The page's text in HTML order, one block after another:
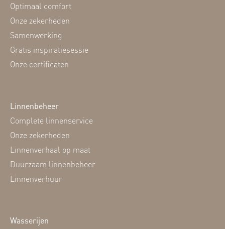
Optimaal comfort
Onze zekerheden
Samenwerking
Gratis inspiratiesessie
Onze certificaten
Linnenbeheer
Complete linnenservice
Onze zekerheden
Linnenverhaal op maat
Duurzaam linnenbeheer
Linnenverhuur
Wasserijen